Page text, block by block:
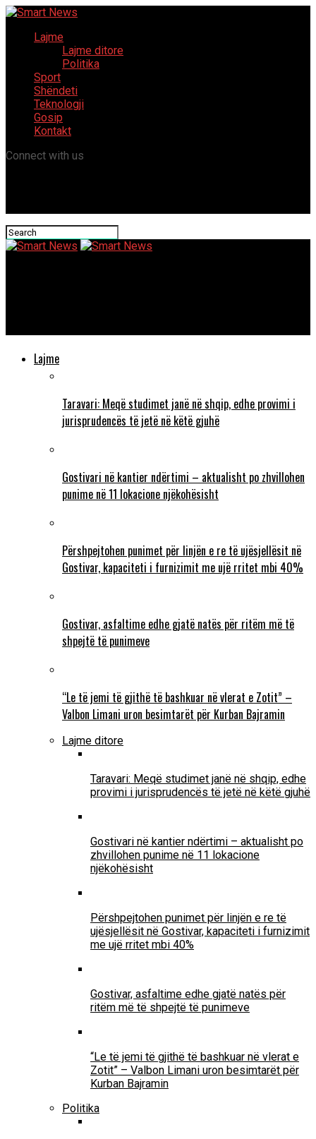
Lajme
Lajme ditore
Politika
Sport
Shëndeti
Teknologji
Gosip
Kontakt
Connect with us
Lajme
Taravari: Meqë studimet janë në shqip, edhe provimi i
jurisprudencës të jetë në këtë gjuhë
Gostivari në kantier ndërtimi – aktualisht po zhvillohen
punime në 11 lokacione njëkohësisht
Përshpejtohen punimet për linjën e re të ujësjellësit në
Gostivar, kapaciteti i furnizimit me ujë rritet mbi 40%
Gostivar, asfaltime edhe gjatë natës për ritëm më të
shpejtë të punimeve
“Le të jemi të gjithë të bashkuar në vlerat e Zotit” –
Valbon Limani uron besimtarët për Kurban Bajramin
Lajme ditore
Taravari: Meqë studimet janë në shqip, edhe
provimi i jurisprudencës të jetë në këtë gjuhë
Gostivari në kantier ndërtimi – aktualisht po
zhvillohen punime në 11 lokacione
njëkohësisht
Përshpejtohen punimet për linjën e re të
ujësjellësit në Gostivar, kapaciteti i furnizimit
me ujë rritet mbi 40%
Gostivar, asfaltime edhe gjatë natës për
ritëm më të shpejtë të punimeve
“Le të jemi të gjithë të bashkuar në vlerat e
Zotit” – Valbon Limani uron besimtarët për
Kurban Bajramin
Politika